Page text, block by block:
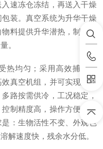
速冻仓冻结，再送入干燥
装。真空系统为升华干燥
料提供升华潜热，制冷系
。
均匀；采用高效捕水冷
真空机组，并可实现油水
路按需供冷，工况稳定，
制精度高，操作方便。欣
：生物活性不变、外观色
解速度快，残余水分低。